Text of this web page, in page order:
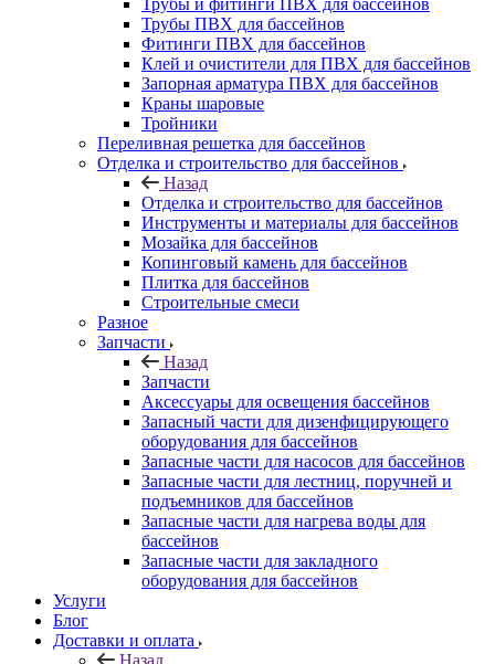
Трубы и фитинги ПВХ для бассейнов
Трубы ПВХ для бассейнов
Фитинги ПВХ для бассейнов
Клей и очистители для ПВХ для бассейнов
Запорная арматура ПВХ для бассейнов
Краны шаровые
Тройники
Переливная решетка для бассейнов
Отделка и строительство для бассейнов
Назад
Отделка и строительство для бассейнов
Инструменты и материалы для бассейнов
Мозайка для бассейнов
Копинговый камень для бассейнов
Плитка для бассейнов
Строительные смеси
Разное
Запчасти
Назад
Запчасти
Аксессуары для освещения бассейнов
Запасный части для дизенфицирующего
оборудования для бассейнов
Запасные части для насосов для бассейнов
Запасные части для лестниц, поручней и
подъемников для бассейнов
Запасные части для нагрева воды для
бассейнов
Запасные части для закладного
оборудования для бассейнов
Услуги
Блог
Доставки и оплата
Назад